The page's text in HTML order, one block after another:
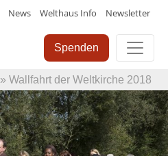
News Welthaus Info Newsletter
Spenden
» Wallfahrt der Weltkirche 2018